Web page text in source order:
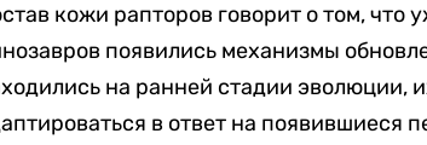
кожи рапторов говорит о том, что
появились механизмы
на ранней стадии эволюции,
в ответ на появившиеся